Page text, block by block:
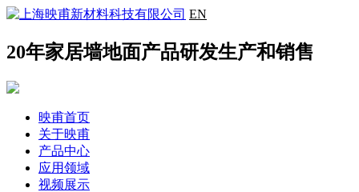
EN
20年家居墙地面产品研发生产和销售
映甫首页
关于映甫
产品中心
应用领域
视频展示